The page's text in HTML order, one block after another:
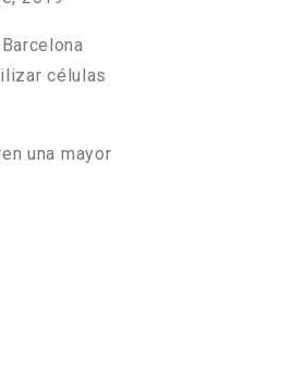
células
una mayor